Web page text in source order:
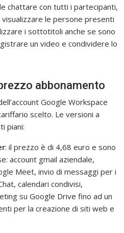
chattare con tutti i partecipanti,
le persone presenti
i sottotitoli anche se sono
un video e condividere lo
abbonamento
Google Workspace
scelto. Le versioni a
piani:
: il prezzo è di 4,68 euro e sono
account gmail aziendale,
Meet, invio di messaggi per i
calendari condivisi,
su Google Drive fino ad un
per la creazione di siti web e